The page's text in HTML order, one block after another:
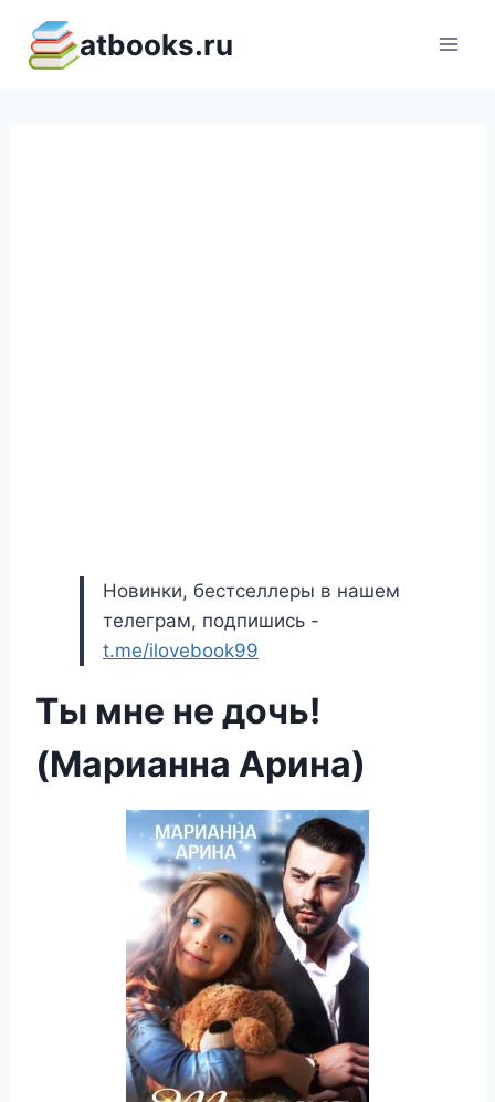
содержимому
atbooks.ru
Новинки, бестселлеры в нашем
телеграм, подпишись -
t.me/ilovebook99
Ты мне не дочь!
(Марианна Арина)